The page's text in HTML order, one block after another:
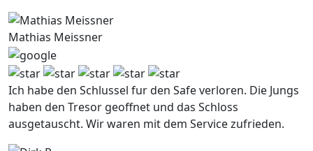
Mathias Meissner
Ich habe den Schlussel fur den Safe verloren. Die Jungs
haben den Tresor geoffnet und das Schloss
ausgetauscht. Wir waren mit dem Service zufrieden.